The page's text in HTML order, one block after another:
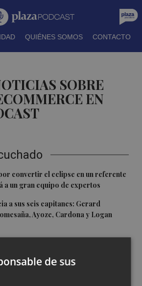
QUIÉNES SOMOS CONTACTO
SOBRE
EN
convertir el eclipse en un referente
un gran equipo de expertos
a sus seis capitanes: Gerard
Ayoze, Cardona y Logan
al nuevo contrato del transporte
de sus